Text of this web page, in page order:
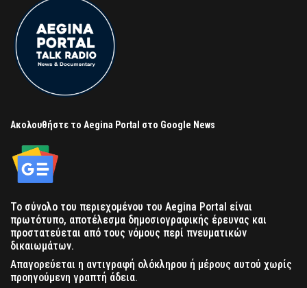
Ακολουθήστε το Aegina Portal στο Google News
Το σύνολο του περιεχομένου του Aegina Portal είναι
πρωτότυπο, αποτέλεσμα δημοσιογραφικής έρευνας και
προστατεύεται από τους νόμους περί πνευματικών
δικαιωμάτων.
Απαγορεύεται η αντιγραφή ολόκληρου ή μέρους αυτού χωρίς
προηγούμενη γραπτή άδεια.